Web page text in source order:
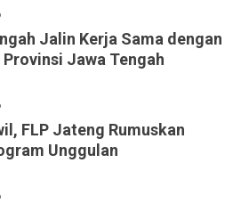
Jalin Kerja Sama dengan
Provinsi Jawa Tengah
FLP Jateng Rumuskan
Unggulan